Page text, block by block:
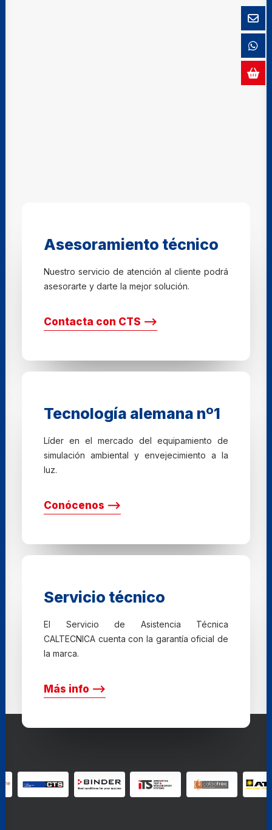
Asesoramiento técnico
Nuestro servicio de atención al cliente podrá
asesorarte y darte la mejor solución.
Contacta con CTS ⟶
Tecnología alemana nº1
Líder en el mercado del equipamiento de
simulación ambiental y envejecimiento a la
luz.
Conócenos ⟶
Servicio técnico
El Servicio de Asistencia Técnica
CALTECNICA cuenta con la garantía oficial de
la marca.
Más info ⟶